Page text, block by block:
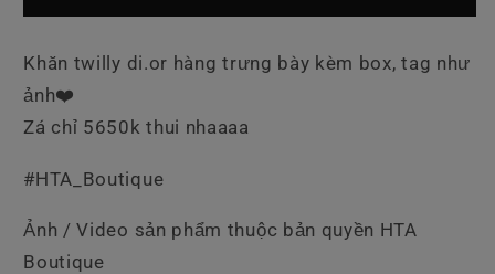
Khăn twilly di.or hàng trưng bày kèm box, tag như
ảnh❤️
Zá chỉ 5650k thui nhaaaa
#HTA_Boutique
Ảnh / Video sản phẩm thuộc bản quyền HTA
Boutique